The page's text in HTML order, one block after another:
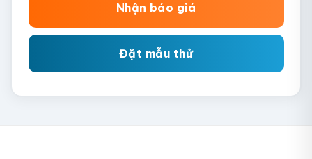
Nhận báo giá
Đặt mẫu thử